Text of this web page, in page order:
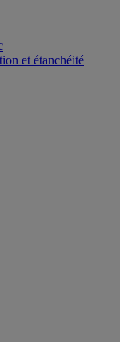
et étanchéité